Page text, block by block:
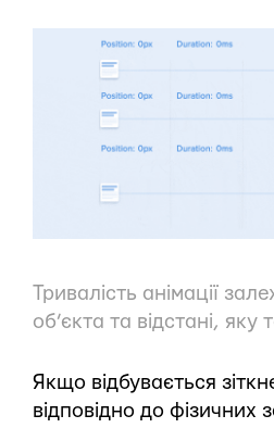
Тривалість анімації
об’єкта та відстані, яку
Якщо відбувається
відповідно до фізичних